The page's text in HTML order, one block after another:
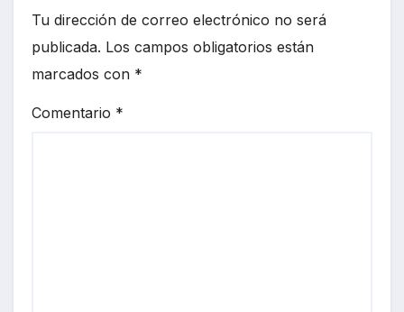
Tu dirección de correo electrónico no será
publicada. Los campos obligatorios están
marcados con *
Comentario *